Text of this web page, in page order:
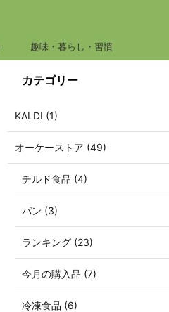
趣味・暮らし・習慣
カテゴリー
KALDI (1)
オーケーストア (49)
チルド食品 (4)
パン (3)
ランキング (23)
今月の購入品 (7)
冷凍食品 (6)